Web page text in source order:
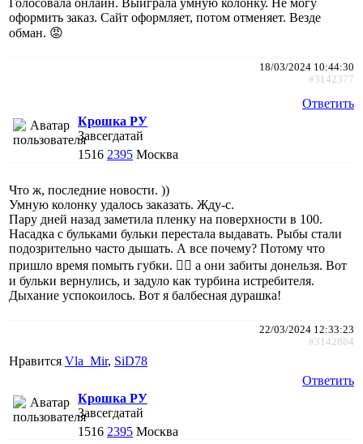
оформить заказ. Сайт оформляет, потом отменяет. Везде
обман. 😡
18/03/2024 10:44:30
#3142377
Ответить
Крошка РУ
Завсегдатай
1516 2395 Москва
Что ж, последние новости. ))
Умную колонку удалось заказать. Жду-с.
Пару дней назад заметила пленку на поверхности в 100.
Насадка с бульками бульки перестала выдавать. Рыбы стали
подозрительно часто дышать. А все почему? Потому что
пришло время помыть губки. 🤦‍♀️ а они забиты донельзя. Вот
и бульки вернулись, и задуло как турбина истребителя.
Дыхание успокоилось. Вот я балбесная дурашка!
22/03/2024 12:33:23
#3142864
Нравится Vla_Mir, SiD78
Ответить
Крошка РУ
Завсегдатай
1516 2395 Москва